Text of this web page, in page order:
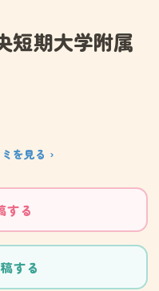
短期大学附属
を見る ›
する
する